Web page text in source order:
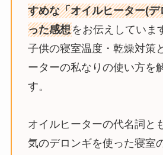
すめな「オイルヒーター(
った感想をお伝えしていま
子供の寝室温度・乾燥対策
ーターの私なりの使い方を
す。
オイルヒーターの代名詞と
気のデロンギを使った寝室